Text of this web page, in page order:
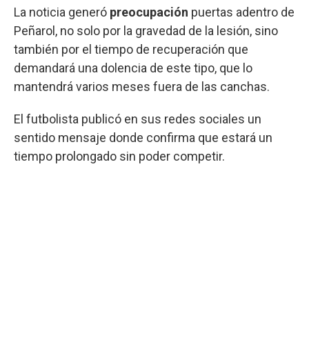
La noticia generó preocupación puertas adentro de
Peñarol, no solo por la gravedad de la lesión, sino
también por el tiempo de recuperación que
demandará una dolencia de este tipo, que lo
mantendrá varios meses fuera de las canchas.
El futbolista publicó en sus redes sociales un
sentido mensaje donde confirma que estará un
tiempo prolongado sin poder competir.